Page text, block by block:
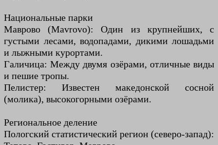
Национальные парки
Маврово (Mavrovo): Один из крупнейших, с
густыми лесами, водопадами, дикими лошадьми
и лыжными курортами.
Галичица: Между двумя озёрами, отличные виды
и пешие тропы.
Пелистер: Известен македонской сосной
(молика), высокогорными озёрами.
Региональное деление
Пологский статистический регион (северо-запад):